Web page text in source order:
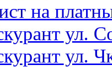
на
ул.
ул.